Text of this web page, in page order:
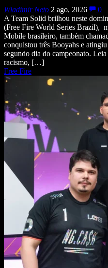
Wladimir Neto 2 ago, 2026
0
A Team Solid brilhou neste
(Free Fire World Series Brazil),
Mobile brasileiro, também
conquistou três Booyahs e
segundo dia do campeonato.
racismo, […]
Free Fire